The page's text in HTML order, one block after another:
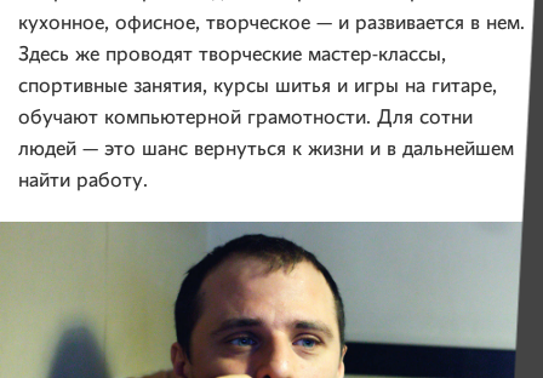
кухонное, офисное, творческое — и развивается в нем.
Здесь же проводят творческие мастер-классы,
спортивные занятия, курсы шитья и игры на гитаре,
обучают компьютерной грамотности. Для сотни
людей — это шанс вернуться к жизни и в дальнейшем
найти работу.